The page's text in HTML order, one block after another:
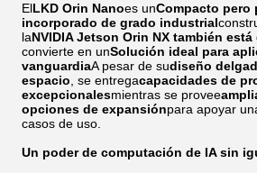
ElLKD Orin Nanoes unCompacto pero
incorporado de grado industrial
laNVIDIA Jetson Orin NX también
convierte en unSolución ideal para
vanguardiaA pesar de sudiseño
espacio , se entregacapacidades de
excepcionalesmientras se provee
opciones de expansiónpara apoyar
casos de uso.
Un poder de computación de IA sin